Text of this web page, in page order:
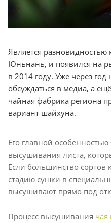
Является разновидностью
Юньнань, и появился на
в 2014 году. Уже через
обсуждаться в медиа, а
чайная фабрика региона
вариант шайхуна.
Его главной особенностью
высушивания листа,
Если большинство сортов
стадию сушки в
высушивают прямо под
Процесс высушивания